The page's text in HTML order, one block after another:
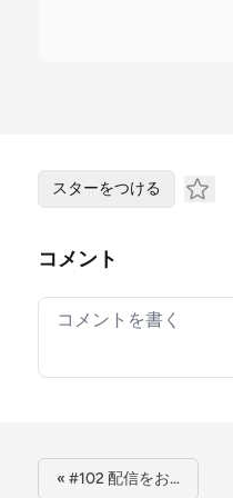
スターをつける
コメント
Your comment
« #102 配信をお…